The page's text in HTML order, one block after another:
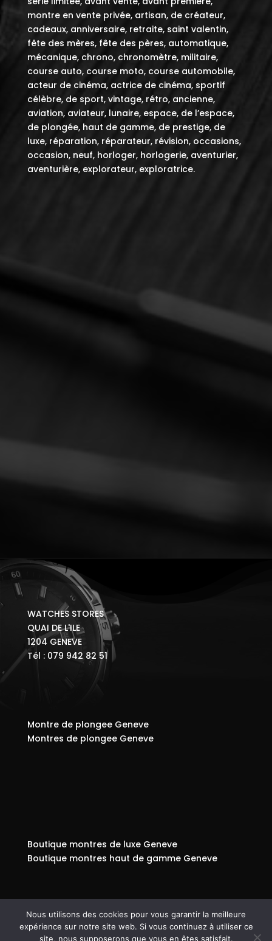
montre en vente privée, artisan, de créateur,
cadeaux, anniversaire, retraite, saint valentin,
fête des mères, fête des pères, automatique,
mécanique, chrono, chronomètre, militaire,
course auto, course moto, course automobile,
acteur de cinéma, actrice de cinéma, sportif
célèbre, de sport, vintage, rétro, ancienne,
aviation, aviateur, lunaire, espace, de l’espace,
de plongée, haut de gamme, de prestige, de
luxe, réparation, réparateur, révision, occasions,
occasion, neuf, horloger, horlogerie, aventurier,
aventurière, explorateur, exploratrice.
WATCHES STORES
QUAI DE L'ILE
1204 GENEVE
Tél : 079 942 82 51
Montre de plongee Geneve
Montres de plongee Geneve
Boutique montres de luxe Geneve
Boutique montres haut de gamme Geneve
© Copyright 808-Mentions légales - RGPD -
Nous utilisons des cookies pour vous garantir la meilleure
expérience sur notre site web. Si vous continuez à utiliser ce
site, nous supposerons que vous en êtes satisfait.